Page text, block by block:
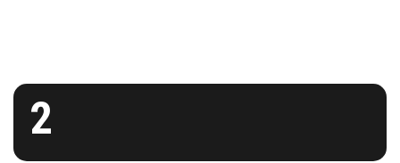
2